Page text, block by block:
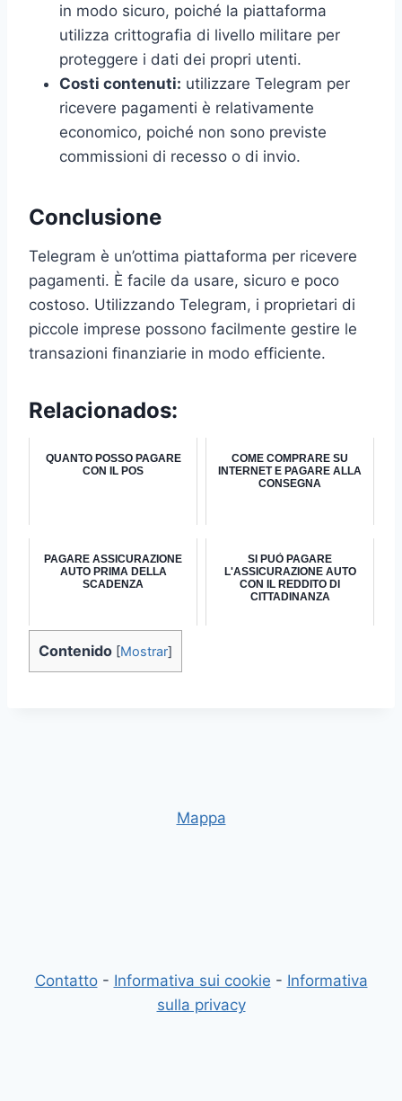
in modo sicuro, poiché la piattaforma
utilizza crittografia di livello militare per
proteggere i dati dei propri utenti.
Costi contenuti: utilizzare Telegram per
ricevere pagamenti è relativamente
economico, poiché non sono previste
commissioni di recesso o di invio.
Conclusione
Telegram è un’ottima piattaforma per ricevere
pagamenti. È facile da usare, sicuro e poco
costoso. Utilizzando Telegram, i proprietari di
piccole imprese possono facilmente gestire le
transazioni finanziarie in modo efficiente.
Relacionados:
QUANTO POSSO PAGARE
CON IL POS
COME COMPRARE SU
INTERNET E PAGARE ALLA
CONSEGNA
PAGARE ASSICURAZIONE
AUTO PRIMA DELLA
SCADENZA
SI PUÒ PAGARE
L'ASSICURAZIONE AUTO
CON IL REDDITO DI
CITTADINANZA
Contenido [Mostrar]
Mappa
Contatto- Informativa sui cookie - Informativa
sulla privacy